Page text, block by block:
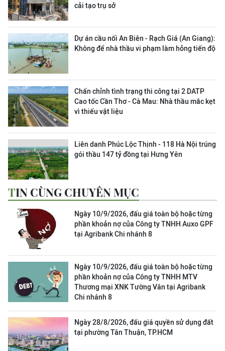
cải tạo trụ sở
Dự án cầu nối An Biên - Rạch Giá (An Giang):
Không để nhà thầu vi phạm làm hỏng tiến độ
Chấn chỉnh tình trạng thi công tại 2 DATP
Cao tốc Cần Thơ - Cà Mau: Nhà thầu mắc kẹt
vì thiếu vật liệu
Liên danh Phúc Lộc Thịnh - 118 Hà Nội trúng
gói thầu 147 tỷ đồng tại Hưng Yên
TIN CÙNG CHUYÊN MỤC
Ngày 10/9/2026, đấu giá toàn bộ hoặc từng
phần khoản nợ của Công ty TNHH Auxo GPF
tại Agribank Chi nhánh 8
Ngày 10/9/2026, đấu giá toàn bộ hoặc từng
phần khoản nợ của Công ty TNHH MTV
Thương mại XNK Tường Vân tại Agribank
Chi nhánh 8
Ngày 28/8/2026, đấu giá quyền sử dụng đất
tại phường Tân Thuận, TP.HCM